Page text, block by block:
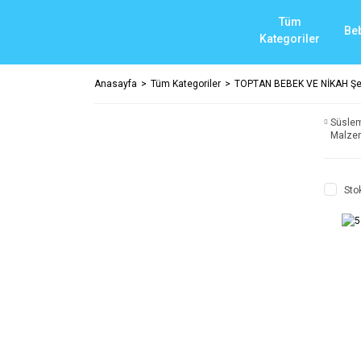
Tüm
Kategoriler
Anasayfa Tüm Kategoriler TOPTAN BEBEK VE NİKAH